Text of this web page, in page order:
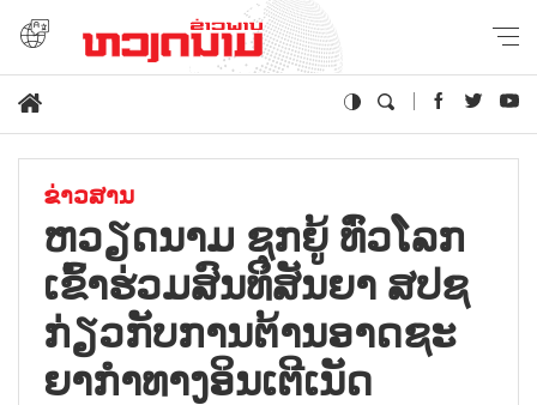
ຂ່າວສານ
ຫວຽດ​ນາມ ຊຸກ​ຍູ້​ ທົ່ວ​ໂລກ​
ເຂົ້າ​ຮ່ວມ​ສົນ​ທິ​ສັນ​ຍາ ສ​ປ​ຊ
ກ່ຽວ​ກັບ​ການ​ຕ້ານ​ອາດ​ຊະ​
ຍາ​ກຳ​ທາງອິນ​ເຕີ​ເນັດ